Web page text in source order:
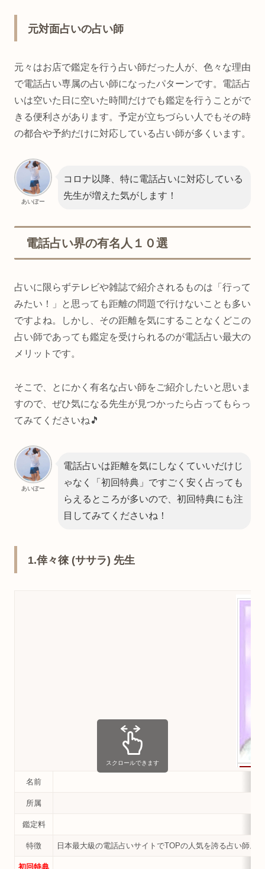
元対面占いの占い師
元々はお店で鑑定を行う占い師だった人が、色々な理由
で電話占い専属の占い師になったパターンです。電話占
いは空いた日に空いた時間だけでも鑑定を行うことがで
きる便利さがあります。予定が立ちづらい人でもその時
の都合や予約だけに対応している占い師が多くいます。
あいぽー
コロナ以降、特に電話占いに対応している
先生が増えた気がします！
電話占い界の有名人１０選
占いに限らずテレビや雑誌で紹介されるものは「行って
みたい！」と思っても距離の問題で行けないことも多い
ですよね。しかし、その距離を気にすることなくどこの
占い師であっても鑑定を受けられるのが電話占い最大の
メリットです。
そこで、とにかく有名な占い師をご紹介したいと思いま
すので、ぜひ気になる先生が見つかったら占ってもらっ
てみてくださいね🎵
あいぽー
電話占いは距離を気にしなくていいだけじ
ゃなく「初回特典」ですごく安く占っても
らえるところが多いので、初回特典にも注
目してみてくださいね！
1.倖々徠 (ササラ) 先生
名前
所属
鑑定料
特徴 日本最大級の電話占いサイトでTOPの人気を誇る占い師。
初回特典
スクロールできます